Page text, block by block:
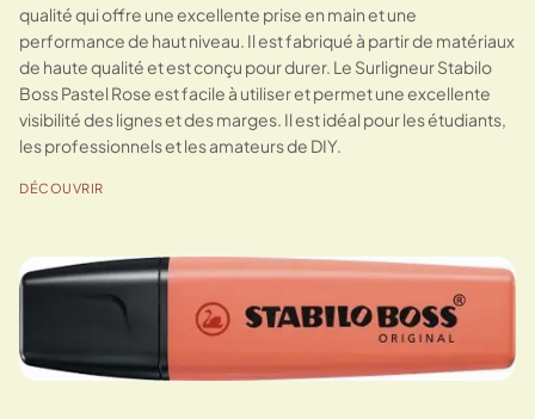
qualité qui offre une excellente prise en main et une
performance de haut niveau. Il est fabriqué à partir de matériaux
de haute qualité et est conçu pour durer. Le Surligneur Stabilo
Boss Pastel Rose est facile à utiliser et permet une excellente
visibilité des lignes et des marges. Il est idéal pour les étudiants,
les professionnels et les amateurs de DIY.
DÉCOUVRIR